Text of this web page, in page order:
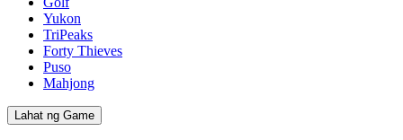
Yukon
TriPeaks
Forty Thieves
Puso
Mahjong
Lahat ng Game